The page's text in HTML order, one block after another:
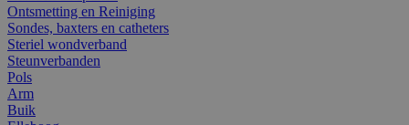
Ontsmetting en Reiniging
Sondes, baxters en catheters
Steriel wondverband
Steunverbanden
Pols
Arm
Buik